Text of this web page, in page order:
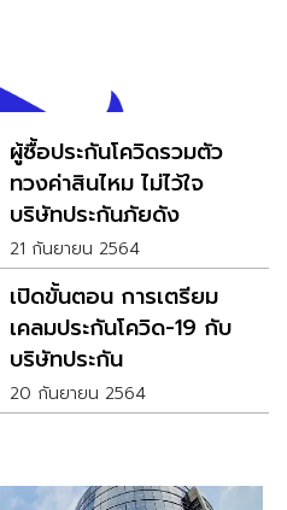
ผู้ซื้อประกันโควิดรวมตัว
ทวงค่าสินไหม ไม่ไว้ใจ
บริษัทประกันภัยดัง
21 กันยายน 2564
เปิดขั้นตอน การเตรียม
เคลมประกันโควิด-19 กับ
บริษัทประกัน
20 กันยายน 2564